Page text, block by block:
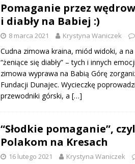
Pomaganie przez
i diabły na Babiej :)
8 marca 2021 Krystyna Waniczek
Cudna zimowa kraina, miód widoki, a na
“żeniące się diabły” – tych i innych
zimowa wyprawa na Babią Górę
Fundacji Dunajec. Wycieczkę
przewodniki górski, a […]
“Słodkie pomaganie”,
Polakom na Kresach
16 lutego 2021 Krystyna Waniczek